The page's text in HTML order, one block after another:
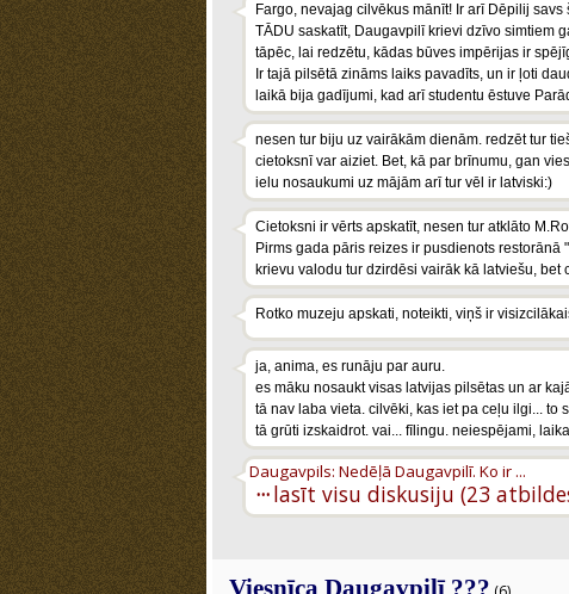
Fargo, nevajag cilvēkus mānīt! Ir arī Dēpilij
TĀDU saskatīt, Daugavpilī krievi dzīvo simtiem
tāpēc, lai redzētu, kādas būves impērijas ir
Ir tajā pilsētā zināms laiks pavadīts, un ir ļoti
laikā bija gadījumi, kad arī studentu ēstuve
nesen tur biju uz vairākām dienām. redzēt tur
cietoksnī var aiziet. Bet, kā par brīnumu, gan
ielu nosaukumi uz mājām arī tur vēl ir latviski:)
Cietoksni ir vērts apskatīt, nesen tur atklāto
Pirms gada pāris reizes ir pusdienots
krievu valodu tur dzirdēsi vairāk kā latviešu, bet
Rotko muzeju apskati, noteikti, viņš ir
ja, anima, es runāju par auru.
es māku nosaukt visas latvijas pilsētas un ar
tā nav laba vieta. cilvēki, kas iet pa ceļu ilgi...
tā grūti izskaidrot. vai... fīlingu. neiespējami,
···
Daugavpils: Nedēļā Daugavpilī. Ko ir ...
lasīt visu diskusiju (23
Viesnīca Daugavpilī ???